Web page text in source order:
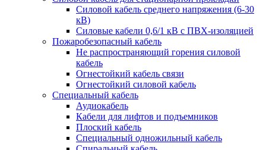
Силовой кабель среднего напряжения (6-30
кВ)
Силовые кабели 0,6/1 кВ с ПВХ-изоляцией
Пожаробезопасный кабель
Не распространяющий горения силовой
кабель
Огнестойкий кабель связи
Огнестойкий силовой кабель
Специальный кабель
Аудиокабель
Кабели для лифтов и подъемников
Плоский кабель
Специальный одножильный кабель